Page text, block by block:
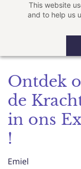
This website
and to help us
Ontdek
de
in ons
!
Emiel